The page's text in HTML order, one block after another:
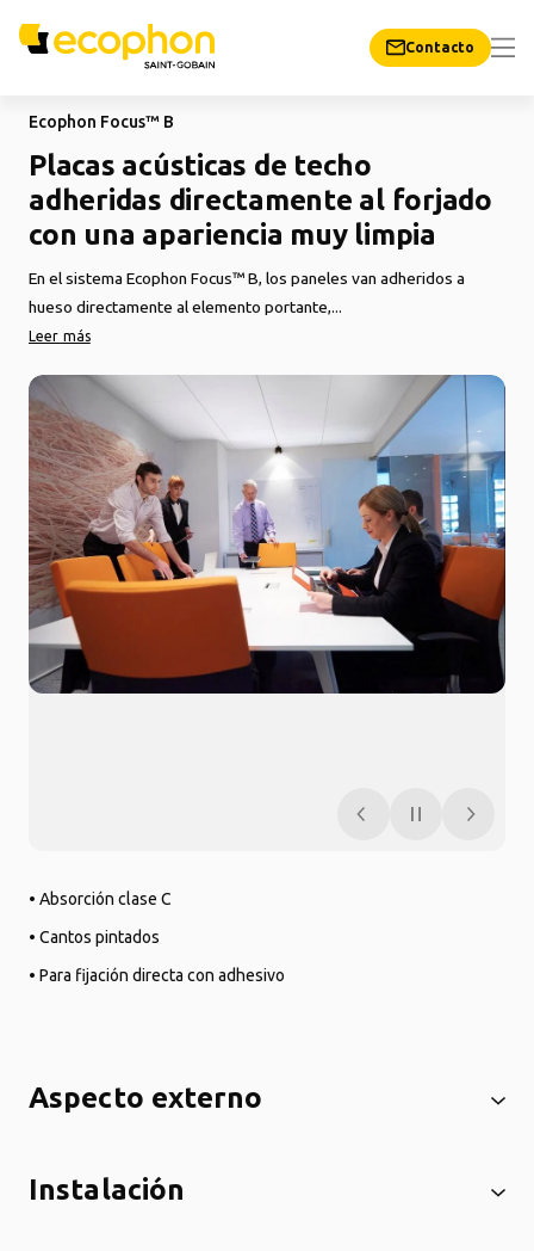
Contacto
Ecophon Focus™ B
Placas acústicas de techo
adheridas directamente al forjado
con una apariencia muy limpia
En el sistema Ecophon Focus™ B, los paneles van adheridos a
hueso directamente al elemento portante,...
Leer más
• Absorción clase C
• Cantos pintados
• Para fijación directa con adhesivo
Aspecto externo
Instalación